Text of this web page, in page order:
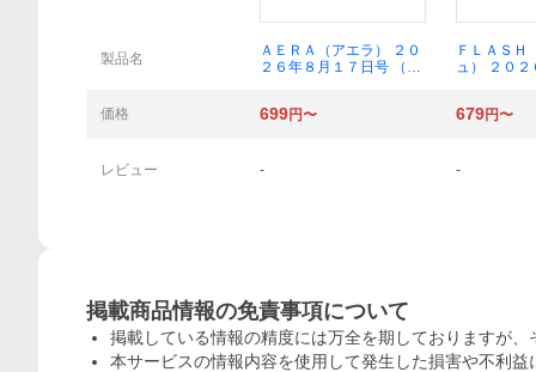
製品名
ＡＥＲＡ（アエラ） ２０
２６年８月１７日号 （朝
ＦＬＡＳ
ュ） ２０
価格
699円〜 679円〜
レビュー - -
掲載商品情報の免責事項について
掲載している情報の精度には万全を期しておりますが
本サービスの情報内容を使用して発生した損害や不利